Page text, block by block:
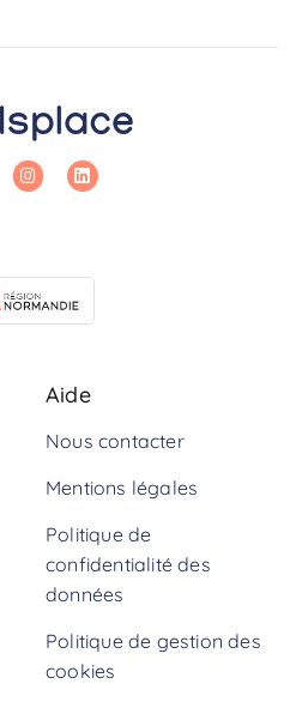
Aide
Nous contacter
Mentions légales
Politique de
confidentialité des
données
Politique de gestion des
cookies